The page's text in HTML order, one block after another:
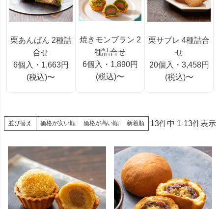
栗あんぱん 2種詰
合せ
6個入・1,663円
(税込)〜
焼きモンブラン 2
種詰合せ
6個入・1,890円
(税込)〜
栗サブレ 4種詰合
せ
20個入・3,458円
(税込)〜
並び替え 価格が安い順 価格が高い順 新着順 13件中 1-13件表示